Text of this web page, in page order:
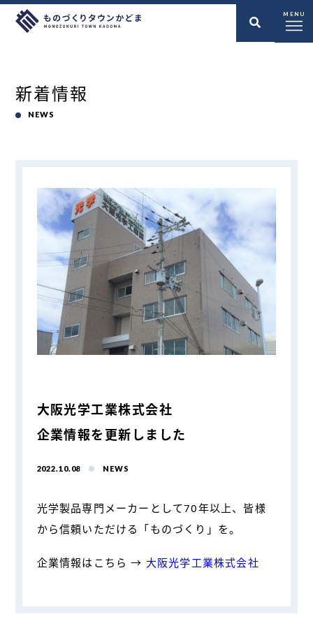
MENU
新着情報
NEWS
大阪光学工業株式会社
企業情報を更新しました
2022.10.08 NEWS
光学製品専門メーカーとして70年以上、皆様
から信頼いただける「ものづくり」を。
企業情報はこちら → 大阪光学工業株式会社